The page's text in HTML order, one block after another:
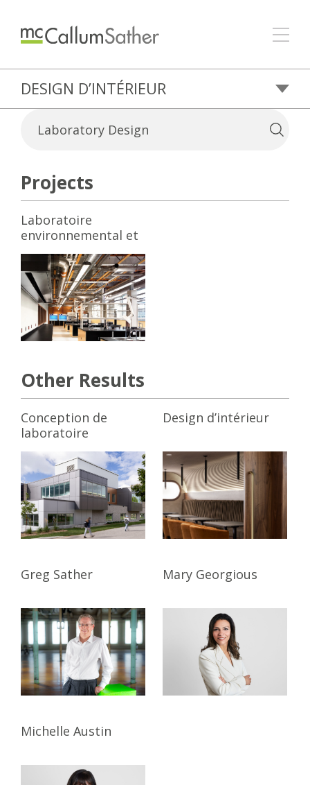
DESIGN D’INTÉRIEUR
Projects
Laboratoire
environnemental et
bâtiment
administratif
Woodward
Other Results
Conception de
laboratoire
Design d’intérieur
Greg Sather Mary Georgious
Michelle Austin